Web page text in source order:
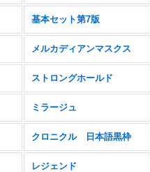
基本セット第7版
メルカディアンマスクス
ストロングホールド
ミラージュ
クロニクル 日本語黒枠
レジェンド